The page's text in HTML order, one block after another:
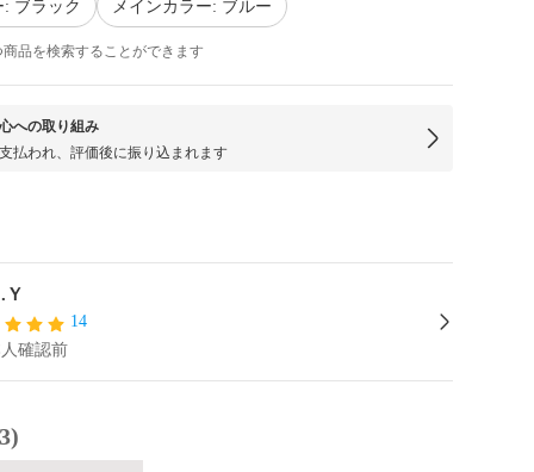
ブラック メインカラー: ブルー
品を検索することができます
への取り組み
払われ、評価後に振り込まれます
Ｙ
14
確認前